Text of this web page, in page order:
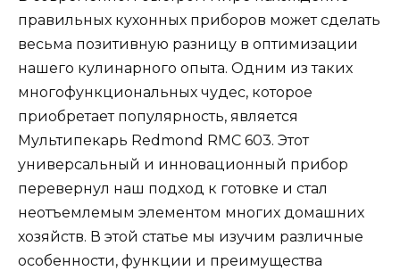
правильных кухонных приборов может сделать
весьма позитивную разницу в оптимизации
нашего кулинарного опыта. Одним из таких
многофункциональных чудес, которое
приобретает популярность, является
Мультипекарь Redmond RMC 603. Этот
универсальный и инновационный прибор
перевернул наш подход к готовке и стал
неотъемлемым элементом многих домашних
хозяйств. В этой статье мы изучим различные
особенности, функции и преимущества